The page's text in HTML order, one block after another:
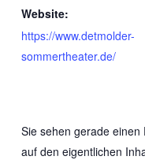
Website:
https://www.detmolder-
sommertheater.de/
Sie sehen gerade einen
auf den eigentlichen